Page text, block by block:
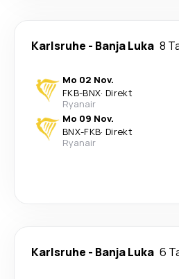
Karlsruhe - Banja Luka 8
Mo 02 Nov.
FKB-BNX· Direkt
Ryanair
Mo 09 Nov.
BNX-FKB· Direkt
Ryanair
Karlsruhe - Banja Luka 6